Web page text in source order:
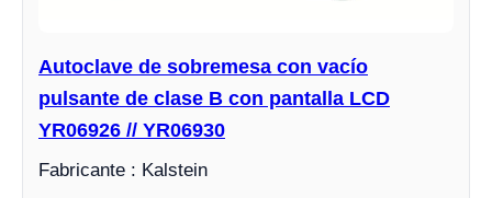
Autoclave de sobremesa con vacío
pulsante de clase B con pantalla LCD
YR06926 // YR06930
Fabricante : Kalstein